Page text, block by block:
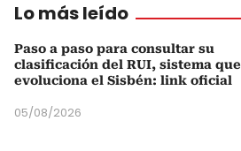
Lo más leído
Paso a paso para consultar su
clasificación del RUI, sistema que
evoluciona el Sisbén: link oficial
05/08/2026